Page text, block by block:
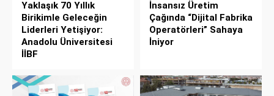
Yaklaşık 70 Yıllık
Birikimle Geleceğin
Liderleri Yetişiyor:
Anadolu Üniversitesi
İİBF
İnsansız Üretim
Çağında “Dijital Fabrika
Operatörleri” Sahaya
İniyor